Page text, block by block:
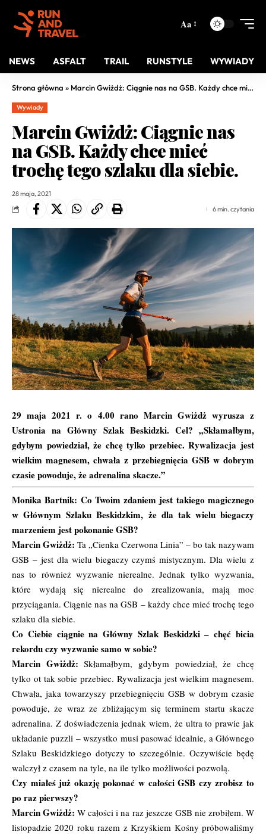
Aa
NEWS ASFALT TRAIL RUNSTYLE WYWIADY
Strona główna » Marcin Gwiżdż: Ciągnie nas na GSB. Każdy chce mieć trochę tego szlaku dla siebie.
Wywiady
Marcin Gwiżdż: Ciągnie nas
na GSB. Każdy chce mieć
trochę tego szlaku dla siebie.
28 maja, 2021
6 min. czytania
29 maja 2021 r. o 4.00 rano Marcin Gwiżdż wyrusza z
Ustronia na Główny Szlak Beskidzki. Cel? „Skłamałbym,
gdybym powiedział, że chcę tylko przebiec. Rywalizacja jest
wielkim magnesem, chwała z przebiegnięcia GSB w dobrym
czasie powoduje, że adrenalina skacze.”
Monika Bartnik: Co Twoim zdaniem jest takiego magicznego
w Głównym Szlaku Beskidzkim, że dla tak wielu biegaczy
marzeniem jest pokonanie GSB?
Marcin Gwiżdż: Ta „Cienka Czerwona Linia” – bo tak nazywam
GSB – jest dla wielu biegaczy czymś mistycznym. Dla wielu z
nas to również wyzwanie nierealne. Jednak tylko wyzwania,
które wydają się nierealne do zrealizowania, mają moc
przyciągania. Ciągnie nas na GSB – każdy chce mieć trochę tego
szlaku dla siebie.
Co Ciebie ciągnie na Główny Szlak Beskidzki – chęć bicia
rekordu czy wyzwanie samo w sobie?
Marcin Gwiżdż: Skłamałbym, gdybym powiedział, że chcę
tylko ot tak sobie przebiec. Rywalizacja jest wielkim magnesem.
Chwała, jaka towarzyszy przebiegnięciu GSB w dobrym czasie
powoduje, że wraz ze zbliżającym się terminem startu skacze
adrenalina. Z doświadczenia jednak wiem, że ultra to prawie jak
układanie puzzli – wszystko musi pasować idealnie, a Głównego
Szlaku Beskidzkiego dotyczy to szczególnie. Oczywiście będę
walczył z czasem na tyle, na ile tylko możliwości pozwolą.
Czy miałeś już okazję pokonać w całości GSB czy zrobisz to
po raz pierwszy?
Marcin Gwiżdż: W całości i na raz jeszcze GSB nie zrobiłem. W
listopadzie 2020 roku razem z Krzyśkiem Kośny próbowaliśmy